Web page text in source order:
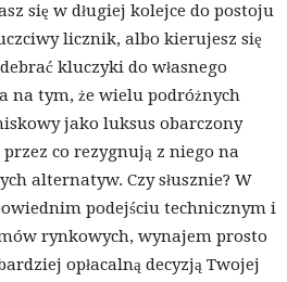
się w długiej kolejce do postoju
licznik, albo kierujesz się
kluczyki do własnego
na tym, że wielu podróżnych
jako luksus obarczony
co rezygnują z niego na
alternatyw. Czy słusznie? W
podejściu technicznym i
rynkowych, wynajem prosto
opłacalną decyzją Twojej